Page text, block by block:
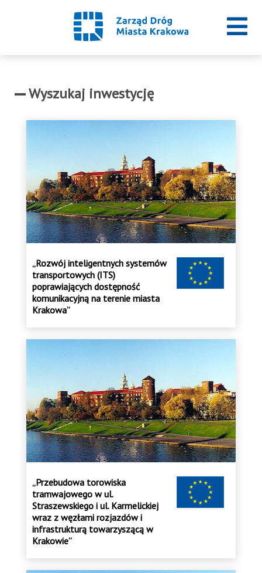
Wyszukaj inwestycję
„Rozwój inteligentnych systemów
transportowych (ITS)
poprawiających dostępność
komunikacyjną na terenie miasta
Krakowa”
„Przebudowa torowiska
tramwajowego w ul.
Straszewskiego i ul. Karmelickiej
wraz z węzłami rozjazdów i
infrastrukturą towarzyszącą w
Krakowie”